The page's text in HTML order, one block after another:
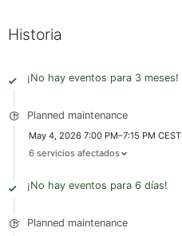
Historia
¡No hay eventos para 3 meses!
Planned maintenance
May 4, 2026 7:00 PM–7:15 PM CEST
6 servicios afectados
¡No hay eventos para 6 días!
Planned maintenance